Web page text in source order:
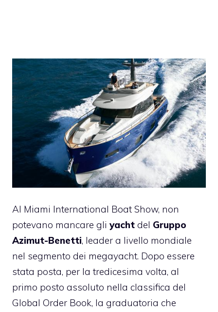
Al Miami International Boat Show, non
potevano mancare gli yacht del Gruppo
Azimut-Benetti, leader a livello mondiale
nel segmento dei megayacht. Dopo essere
stata posta, per la tredicesima volta, al
primo posto assoluto nella classifica del
Global Order Book, la graduatoria che